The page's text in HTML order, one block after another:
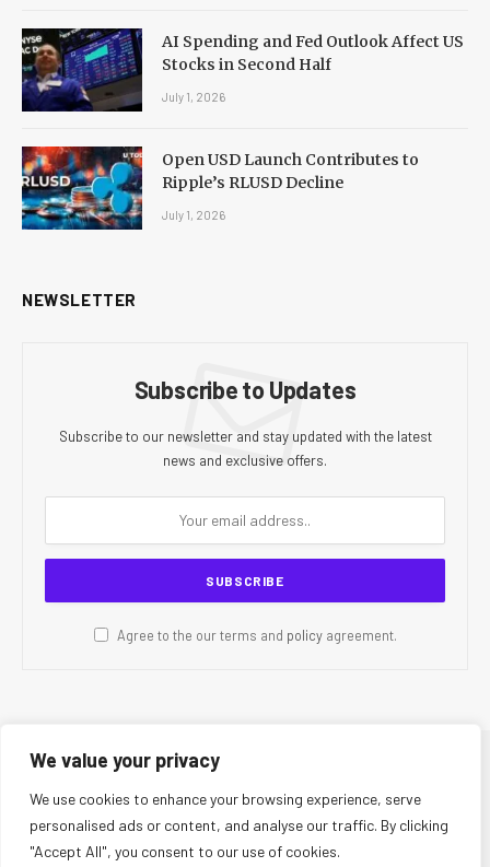
We value your privacy
We use cookies to enhance your browsing experience, serve
personalised ads or content, and analyse our traffic. By clicking
"Accept All", you consent to our use of cookies.
AI Spending and Fed Outlook Affect US
Stocks in Second Half
July 1, 2026
Open USD Launch Contributes to
Ripple’s RLUSD Decline
July 1, 2026
NEWSLETTER
Subscribe to Updates
Subscribe to our newsletter and stay updated with the latest
news and exclusive offers.
Agree to the our terms and policyagreement.
About Us Editorial Team Contact Us
Privacy Policy
Terms and Conditions
Disclaimer Editorial Policy